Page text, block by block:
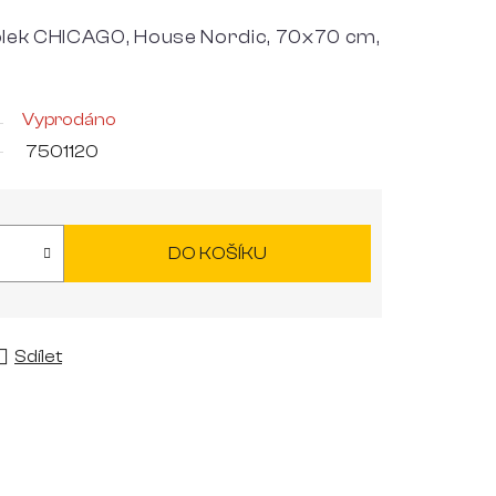
CHICAGO, House Nordic, 70x70 cm,
Vyprodáno
7501120
DO KOŠÍKU
Sdílet